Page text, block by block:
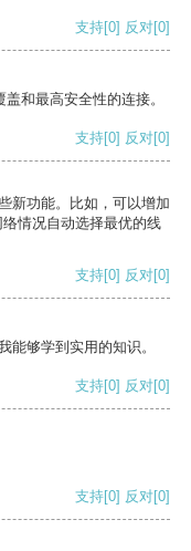
支持[0] 反对[0]
和最高安全性的连接。
支持[0] 反对[0]
新功能。比如，可以增加
情况自动选择最优的线
支持[0] 反对[0]
能够学到实用的知识。
支持[0] 反对[0]
支持[0] 反对[0]